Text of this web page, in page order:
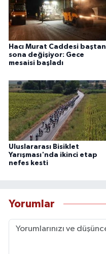
Hacı Murat Caddesi baştan
sona değişiyor: Gece
mesaisi başladı
Uluslararası Bisiklet
Yarışması'nda ikinci etap
nefes kesti
Yorumlar